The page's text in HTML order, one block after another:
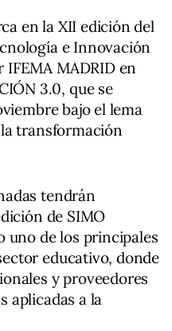
en la XII edición del
e Innovación
MADRID en
3.0, que se
bajo el lema
transformación
tendrán
de SIMO
uno de los principales
educativo, donde
y proveedores
aplicadas a la